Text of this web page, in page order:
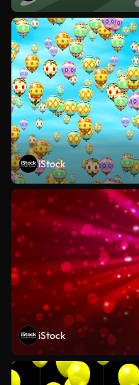
iStock
iStock